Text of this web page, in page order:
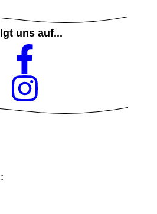
uns auf...